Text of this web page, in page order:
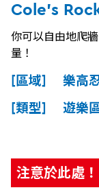
Cole's
你可以自由地爬
量！
[區域] 樂高
[類型] 遊樂
注意於此處！